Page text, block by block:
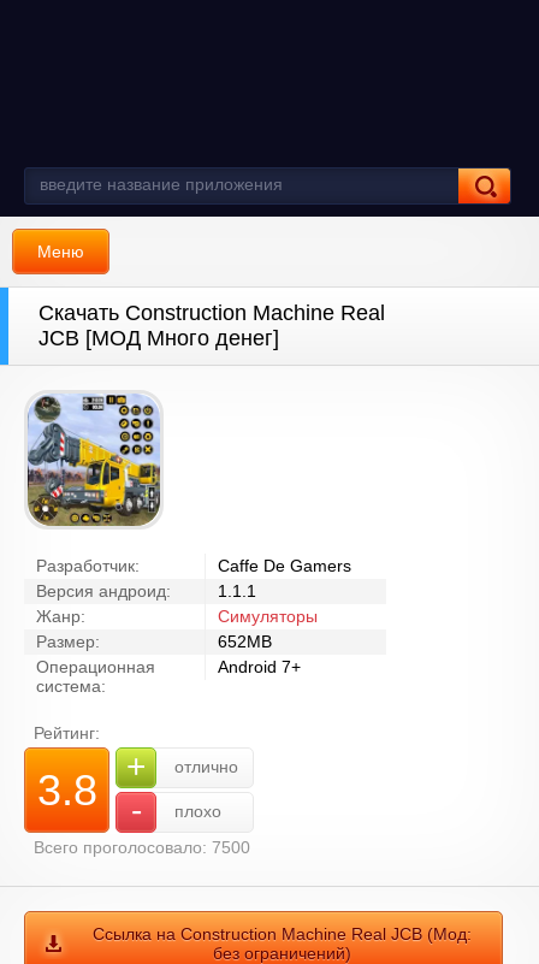
Меню
Скачать Construction Machine Real
JCB [МОД Много денег]
Разработчик:
Caffe De Gamers
Версия андроид:
1.1.1
Жанр:
Симуляторы
Размер:
652MB
Операционная
система:
Android 7+
Рейтинг:
3.8 + отлично
-
плохо
Всего проголосовало: 7500
Ссылка на Construction Machine Real JCB (Мод:
без ограничений)